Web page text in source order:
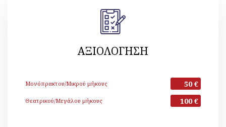
ΑΞΙΟΛΟΓΗΣΗ
Μονόπρακτου/Μικρού μήκους 50 €
Θεατρικού/Μεγάλου μήκους 100 €